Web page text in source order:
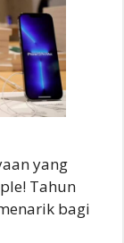
yang
Tahun
bagi